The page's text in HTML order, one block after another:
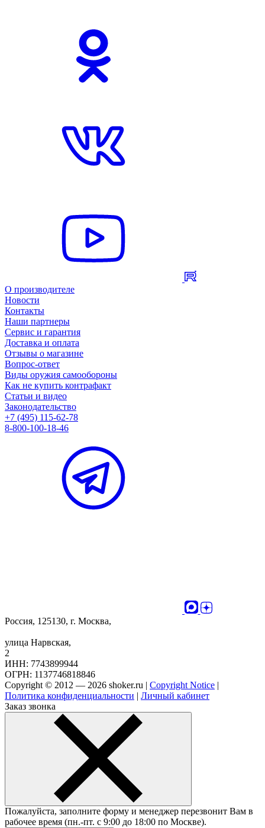
О производителе
Новости
Контакты
Наши партнеры
Сервис и гарантия
Доставка и оплата
Отзывы о магазине
Вопрос-ответ
Виды оружия самообороны
Как не купить контрафакт
Статьи и видео
Законодательство
+7 (495) 115-62-78
8-800-100-18-46
Россия, 125130, г. Москва,
улица Нарвская,
2
ИНН: 7743899944
ОГРН: 1137746818846
Copyright © 2012 — 2026 shoker.ru | Copyright Notice |
Политика конфиденциальности | Личный кабинет
Заказ звонка
Пожалуйста, заполните форму и менеджер перезвонит Вам в
рабочее время (пн.-пт. с 9:00 до 18:00 по Москве).